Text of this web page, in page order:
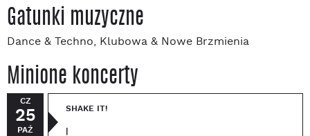
Gatunki muzyczne
Dance & Techno, Klubowa & Nowe Brzmienia
Minione koncerty
CZ
25
PAŹ
SHAKE IT!